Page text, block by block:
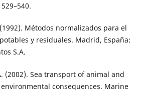
(1992). Métodos normalizados para el
y residuales. Madrid, España:
S.A.
(2002). Sea transport of animal and
consequences. Marine